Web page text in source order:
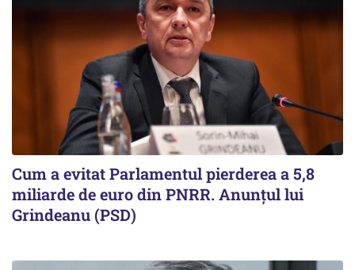
Cum a evitat Parlamentul pierderea a 5,8
miliarde de euro din PNRR. Anunțul lui
Grindeanu (PSD)